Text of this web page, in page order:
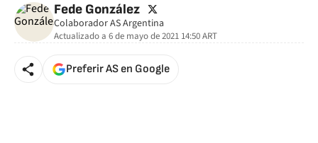
Fede González twitter
Colaborador AS Argentina
Actualizado a 6 de mayo de 2021 14:50ART
Preferir AS en Google